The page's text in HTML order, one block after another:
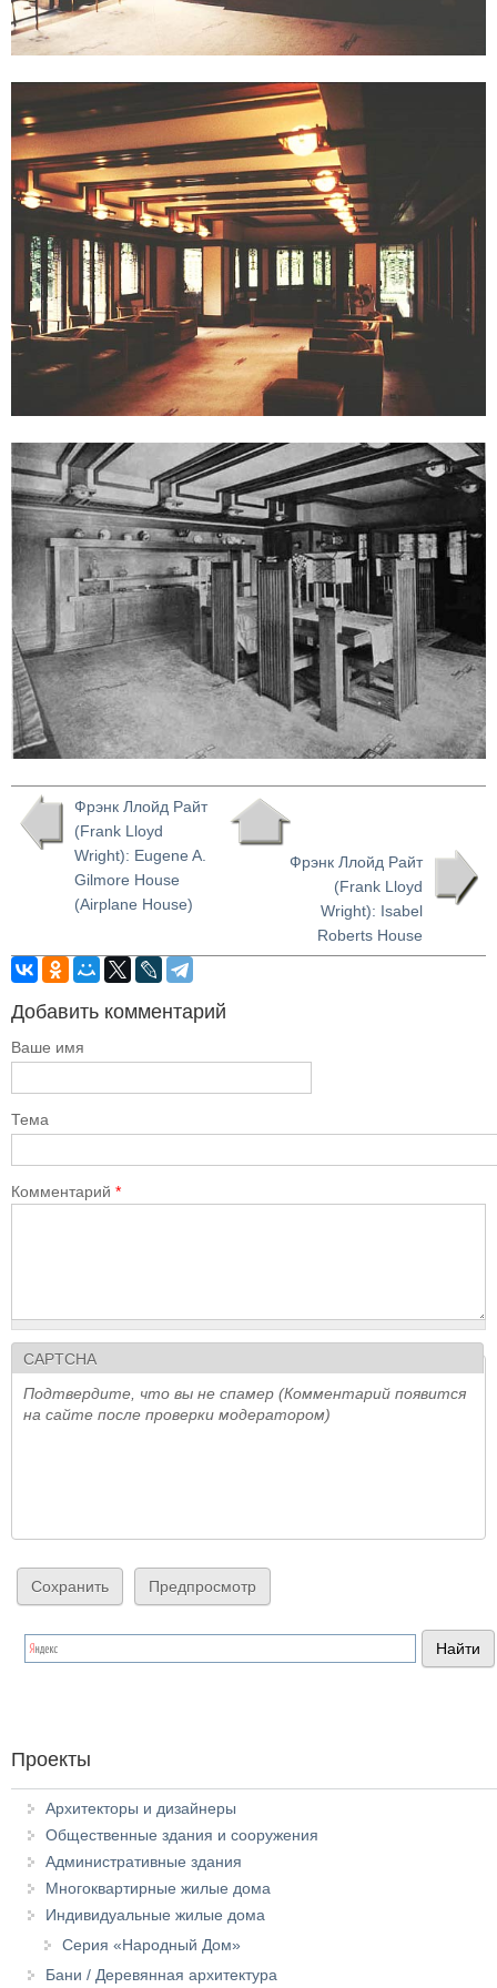
Фрэнк Ллойд Райт
(Frank Lloyd
Wright): Eugene A.
Gilmore House
(Airplane House)
Фрэнк Ллойд Райт
(Frank Lloyd
Wright): Isabel
Roberts House
Добавить комментарий
Ваше имя
Тема
Комментарий *
CAPTCHA
Подтвердите, что вы не спамер (Комментарий появится
на сайте после проверки модератором)
Проекты
Архитекторы и дизайнеры
Общественные здания и сооружения
Административные здания
Многоквартирные жилые дома
Индивидуальные жилые дома
Серия «Народный Дом»
Бани / Деревянная архитектура